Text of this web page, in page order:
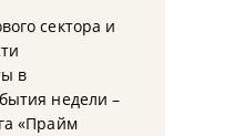
сектора и
в
недели –
«Прайм